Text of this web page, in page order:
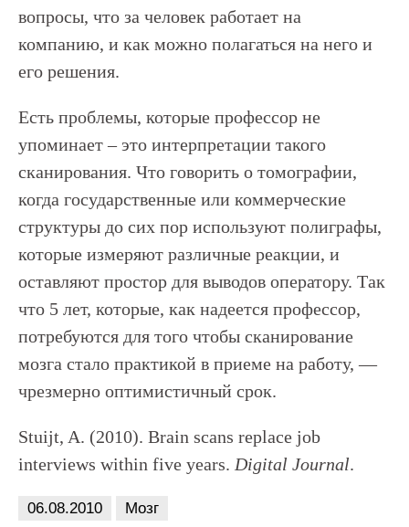
вопросы, что за человек работает на
компанию, и как можно полагаться на него и
его решения.
Есть проблемы, которые профессор не
упоминает – это интерпретации такого
сканирования. Что говорить о томографии,
когда государственные или коммерческие
структуры до сих пор используют полиграфы,
которые измеряют различные реакции, и
оставляют простор для выводов оператору. Так
что 5 лет, которые, как надеется профессор,
потребуются для того чтобы сканирование
мозга стало практикой в приеме на работу, —
чрезмерно оптимистичный срок.
Stuijt, A. (2010). Brain scans replace job
interviews within five years. Digital Journal.
06.08.2010 Мозг